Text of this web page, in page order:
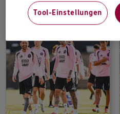
Tool-Einstellungen